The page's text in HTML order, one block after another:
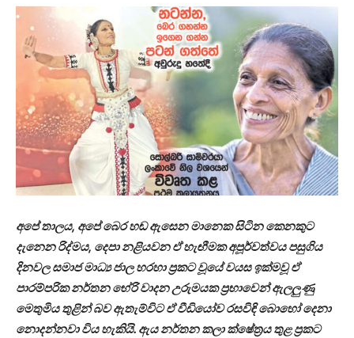
අපේ තාලය, අපේ බෙර හඬ ඇසෙන මානෙක සිටින කෙනකුට
දැනෙන රිද්මය, දෙපා නළියවන ඒ හැඟීමක අපූර්වත්වය පසුගිය
දිනවල සමාජ මාධ්‍ය ජාල හරහා ප්‍රකට වූයේ වයස ඉක්මවූ ඒ
පාරම්පරික නර්තන භේරි වාදන උරුමයක ප්‍රභාවෙන් ඇලලුණු
මෙතුමිය තුළින් බව ඇතැම්විට ඒ වීඩියෝව රසවිඳි බොහෝ දෙනා
නොදන්නවා විය හැකියි. ඇය නර්තන කලා ක්ෂේත්‍රය තුළ ප්‍රකට